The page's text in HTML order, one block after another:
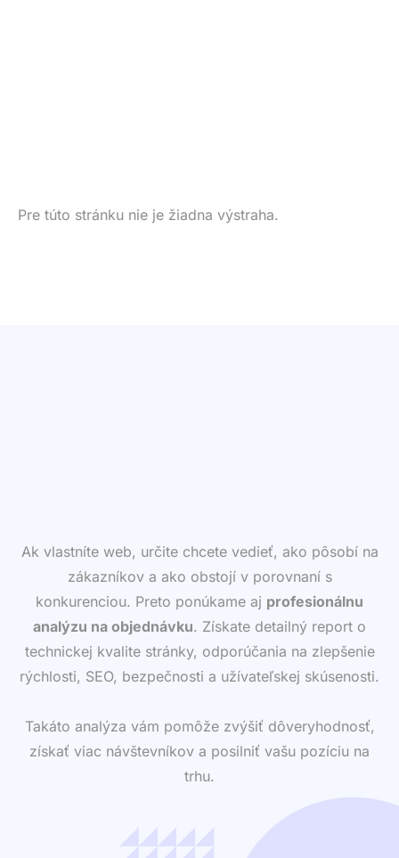
Pre túto stránku nie je žiadna výstraha.
Ak vlastníte web, určite chcete vedieť, ako pôsobí na
zákazníkov a ako obstojí v porovnaní s
konkurenciou. Preto ponúkame aj profesionálnu
analýzu na objednávku. Získate detailný report o
technickej kvalite stránky, odporúčania na zlepšenie
rýchlosti, SEO, bezpečnosti a užívateľskej skúsenosti.
Takáto analýza vám pomôže zvýšiť dôveryhodnosť,
získať viac návštevníkov a posilniť vašu pozíciu na
trhu.